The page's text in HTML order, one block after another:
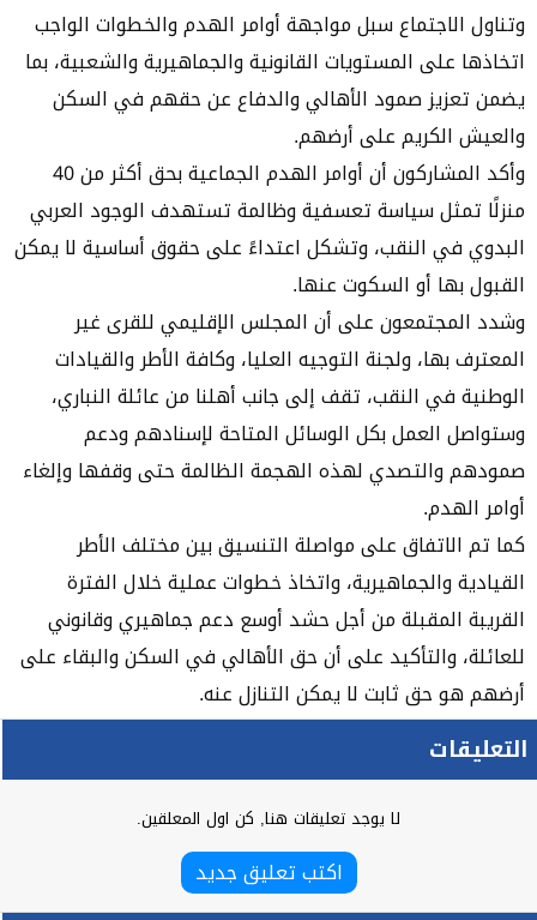
وتناول الاجتماع سبل مواجهة أوامر الهدم والخطوات الواجب
اتخاذها على المستويات القانونية والجماهيرية والشعبية، بما
يضمن تعزيز صمود الأهالي والدفاع عن حقهم في السكن
والعيش الكريم على أرضهم.
وأكد المشاركون أن أوامر الهدم الجماعية بحق أكثر من 40
منزلًا تمثل سياسة تعسفية وظالمة تستهدف الوجود العربي
البدوي في النقب، وتشكل اعتداءً على حقوق أساسية لا يمكن
القبول بها أو السكوت عنها.
وشدد المجتمعون على أن المجلس الإقليمي للقرى غير
المعترف بها، ولجنة التوجيه العليا، وكافة الأطر والقيادات
الوطنية في النقب، تقف إلى جانب أهلنا من عائلة النباري،
وستواصل العمل بكل الوسائل المتاحة لإسنادهم ودعم
صمودهم والتصدي لهذه الهجمة الظالمة حتى وقفها وإلغاء
أوامر الهدم.
كما تم الاتفاق على مواصلة التنسيق بين مختلف الأطر
القيادية والجماهيرية، واتخاذ خطوات عملية خلال الفترة
القريبة المقبلة من أجل حشد أوسع دعم جماهيري وقانوني
للعائلة، والتأكيد على أن حق الأهالي في السكن والبقاء على
أرضهم هو حق ثابت لا يمكن التنازل عنه.
التعليقات
لا يوجد تعليقات هنا, كن اول المعلقين.
اكتب تعليق جديد